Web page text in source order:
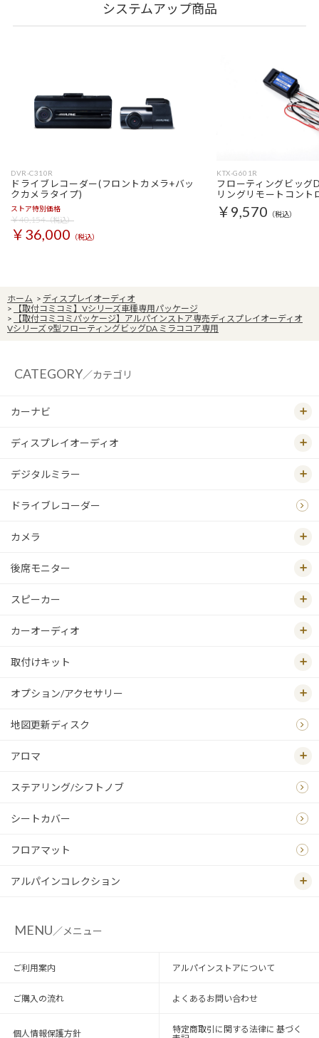
システムアップ商品
DVR-C310R
ドライブレコーダー(フロントカメラ+バッ
クカメラタイプ)
ストア特別価格
￥40,154（税込）
￥36,000 （税込）
KTX-G601R
フローティングビッグ
リングリモートコント
￥9,570 （税込）
ホーム > ディスプレイオーディオ
>
【取付コミコミ】Vシリーズ車種専用パッケージ
>
【取付コミコミパッケージ】アルパインストア専売ディスプレイオーディオ
Vシリーズ 9型フローティングビッグDA ミラココア専用
CATEGORY／カテゴリ
カーナビ
ディスプレイオーディオ
デジタルミラー
ドライブレコーダー
カメラ
後席モニター
スピーカー
カーオーディオ
取付けキット
オプション/アクセサリー
地図更新ディスク
アロマ
ステアリング/シフトノブ
シートカバー
フロアマット
アルパインコレクション
MENU／メニュー
ご利用案内 アルパインストアについて
ご購入の流れ よくあるお問い合わせ
個人情報保護方針
特定商取引に関する法律に 基づく